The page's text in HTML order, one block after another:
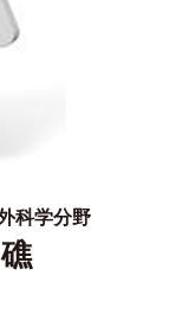
科学分野